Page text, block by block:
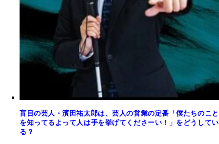
盲目の芸人・濱田祐太郎は、芸人の営業の定番「僕たちのこと
を知ってるよって人は手を挙げてくださーい！」をどうしてい
る？